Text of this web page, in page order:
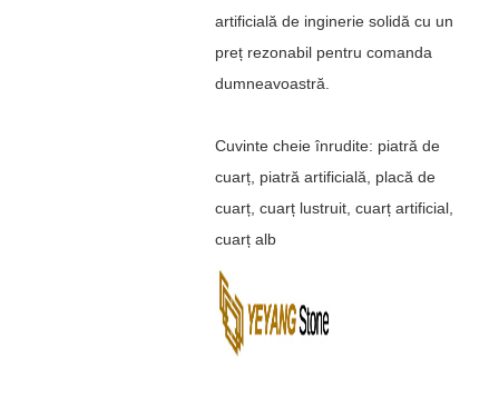
artificială de inginerie solidă cu un
preț rezonabil pentru comanda
dumneavoastră.
Cuvinte cheie înrudite: piatră de
cuarț, piatră artificială, placă de
cuarț, cuarț lustruit, cuarț artificial,
cuarț alb